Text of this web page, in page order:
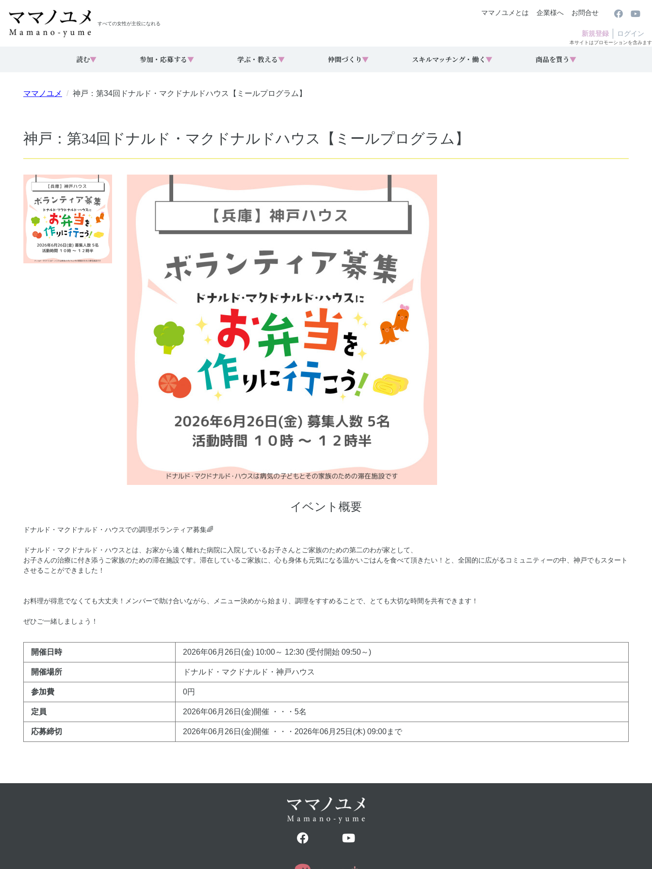
すべての女性が主役になれる
ママノユメとは 企業様へ お問合せ
新規登録 ログイン
本サイトはプロモーションを含みます
読む▼ 参加・応募する▼ 学ぶ・教える▼ 仲間づくり ▼ スキルマッチング・働く ▼ 商品を買う ▼
ママノユメ 神戸：第34回ドナルド・マクドナルドハウス【ミールプログラム】
神戸：第34回ドナルド・マクドナルドハウス【ミールプログラム】
イベント概要
ドナルド・マクドナルド・ハウスでの調理ボランティア募集🌈
ドナルド・マクドナルド・ハウスとは、お家から遠く離れた病院に入院しているお子さんとご家族のための第二のわが家として、
お子さんの治療に付き添うご家族のための滞在施設です。滞在しているご家族に、心も身体も元気になる温かいごはんを食べて頂きたい！と、全国的に広がるコミュニティーの中、神戸でもスタート
させることができました！
お料理が得意でなくても大丈夫！メンバーで助け合いながら、メニュー決めから始まり、調理をすすめることで、とても大切な時間を共有できます！
ぜひご一緒しましょう！
開催日時 2026年06月26日(金) 10:00～ 12:30 (受付開始 09:50～)
開催場所 ドナルド・マクドナルド・神戸ハウス
参加費 0円
定員 2026年06月26日(金)開催 ・・・5名
応募締切 2026年06月26日(金)開催 ・・・2026年06月25日(木) 09:00まで